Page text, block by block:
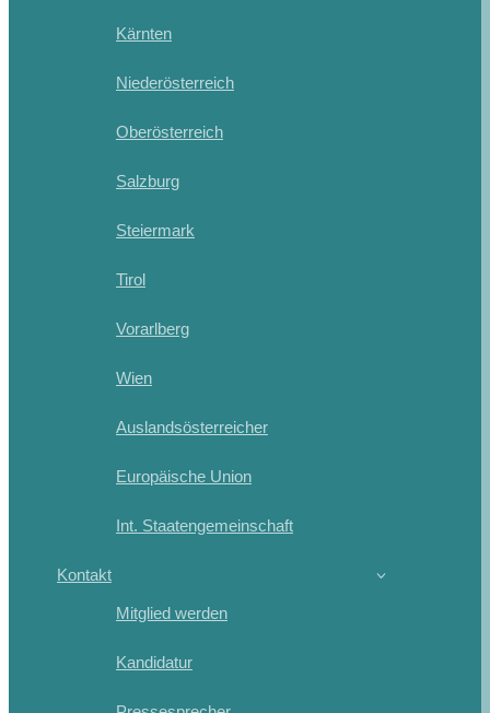
Kärnten
Niederösterreich
Oberösterreich
Salzburg
Steiermark
Tirol
Vorarlberg
Wien
Auslandsösterreicher
Europäische Union
Int. Staatengemeinschaft
Kontakt
Mitglied werden
Kandidatur